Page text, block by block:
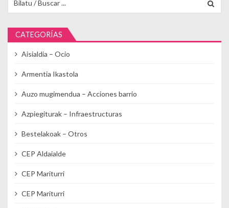
CATEGORÍAS
Aisialdia – Ocio
Armentia Ikastola
Auzo mugimendua – Acciones barrio
Azpiegiturak – Infraestructuras
Bestelakoak – Otros
CEP Aldaialde
CEP Mariturri
CEP Mariturri